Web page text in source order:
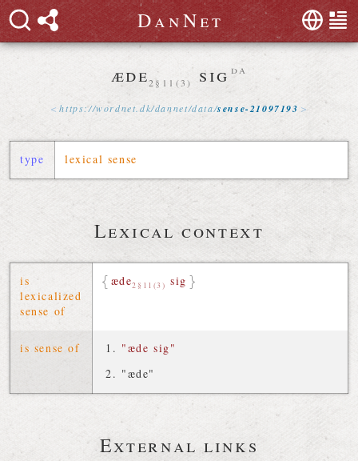
DanNet
æde2§11(3)sig da
https://wordnet .dk/dannet/data/sense-21097193
type lexical sense
Lexical context
is
lexicalized
sense of
æde2§11(3) sig
is sense of
"æde sig"
"æde"
External links